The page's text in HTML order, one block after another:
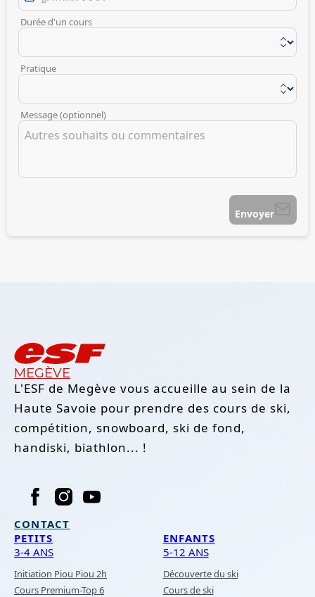
Durée d'un cours
Pratique
Message (optionnel)
Envoyer
MEGÈVE
L'ESF de Megève vous accueille au sein de la
Haute Savoie pour prendre des cours de ski,
compétition, snowboard, ski de fond,
handiski, biathlon... !
CONTACT
PETITS
3-4 ANS
Initiation Piou Piou 2h
Cours Premium-Top 6
ENFANTS
5-12 ANS
Découverte du ski
Cours de ski